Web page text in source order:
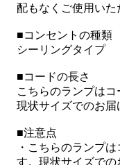
配もなくご使用いた
■コンセントの種類
シーリングタイプ
■コードの長さ
こちらのランプはコ
現状サイズでのお届
■注意点
・こちらのランプ
す。現状サイズでの